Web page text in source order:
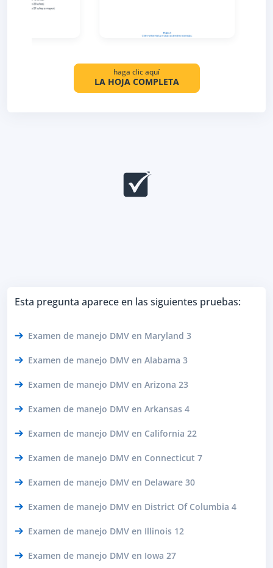
haga clic aquí
LA HOJA COMPLETA
Esta pregunta aparece en las siguientes pruebas:
Examen de manejo DMV en Maryland 3
Examen de manejo DMV en Alabama 3
Examen de manejo DMV en Arizona 23
Examen de manejo DMV en Arkansas 4
Examen de manejo DMV en California 22
Examen de manejo DMV en Connecticut 7
Examen de manejo DMV en Delaware 30
Examen de manejo DMV en District Of Columbia 4
Examen de manejo DMV en Illinois 12
Examen de manejo DMV en Iowa 27